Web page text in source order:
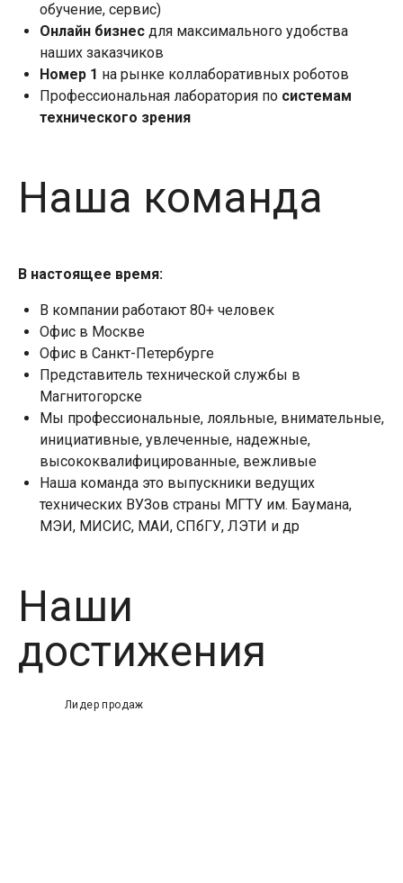
обучение, сервис)
Онлайн бизнес для максимального удобства
наших заказчиков
Номер 1 на рынке коллаборативных роботов
Профессиональная лаборатория по системам
технического зрения
Наша команда
В настоящее время:
В компании работают 80+ человек
Офис в Москве
Офис в Санкт-Петербурге
Представитель технической службы в
Магнитогорске
Мы профессиональные, лояльные, внимательные,
инициативные, увлеченные, надежные,
высококвалифицированные, вежливые
Наша команда это выпускники ведущих
технических ВУЗов страны МГТУ им. Баумана,
МЭИ, МИСИС, МАИ, СПбГУ, ЛЭТИ и др
Наши
достижения
Лидер продаж